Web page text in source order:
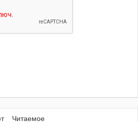
Читаемое